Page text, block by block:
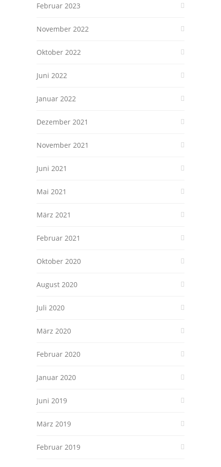
Februar 2023
November 2022
Oktober 2022
Juni 2022
Januar 2022
Dezember 2021
November 2021
Juni 2021
Mai 2021
März 2021
Februar 2021
Oktober 2020
August 2020
Juli 2020
März 2020
Februar 2020
Januar 2020
Juni 2019
März 2019
Februar 2019